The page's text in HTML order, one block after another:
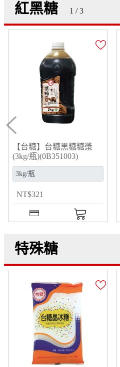
紅黑糖 1 / 3
【台糖】台糖黑糖糖漿
(3kg/瓶)(0B351003)
NT$321
特殊糖